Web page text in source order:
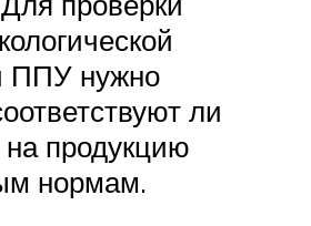
ППУ нужно
ли
продукцию
нормам.